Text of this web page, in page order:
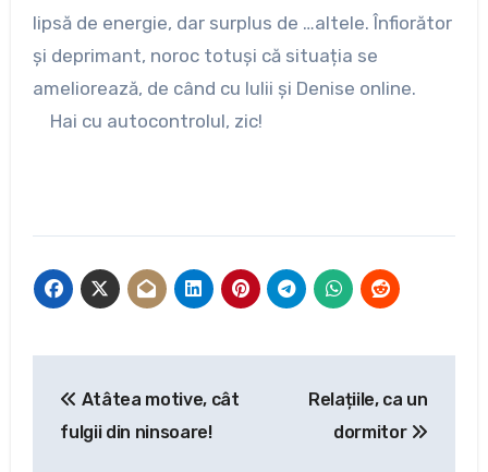
lipsă de energie, dar surplus de …altele. Înfiorător
și deprimant, noroc totuși că situația se
ameliorează, de când cu Iulii și Denise online.
Hai cu autocontrolul, zic!
în
Atâtea motive, cât
fulgii din ninsoare!
Relațiile, ca un
dormitor